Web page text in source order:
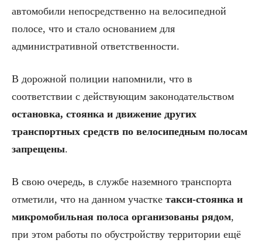
автомобили непосредственно на велосипедной
полосе, что и стало основанием для
административной ответственности.
В дорожной полиции напомнили, что в
соответствии с действующим законодательством
остановка, стоянка и движение других
транспортных средств по велосипедным полосам
запрещены.
В свою очередь, в службе наземного транспорта
отметили, что на данном участке такси-стоянка и
микромобильная полоса организованы рядом,
при этом работы по обустройству территории ещё